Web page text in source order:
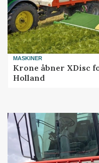
MASKINER
Krone åbner XDisc
Holland